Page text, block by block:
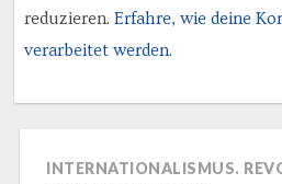
reduzieren. Erfahre, wie deine
verarbeitet werden.
INTERNATIONALISMUS.